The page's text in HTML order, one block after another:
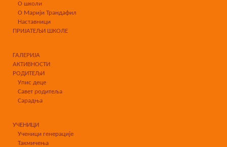
О школи
О Марији Трандафил
Наставници
ПРИЈАТЕЉИ ШКОЛЕ
ГАЛЕРИЈА
АКТИВНОСТИ
РОДИТЕЉИ
Упис деце
Савет родитеља
Сарадња
УЧЕНИЦИ
Ученици генерације
Такмичења